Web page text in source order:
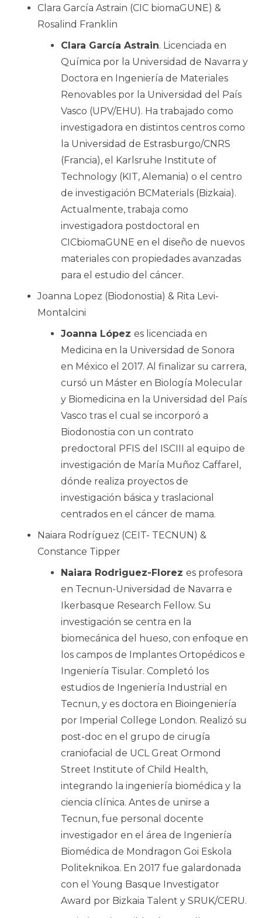
Clara García Astrain (CIC biomaGUNE) &
Rosalind Franklin
Clara García Astrain. Licenciada en
Química por la Universidad de Navarra y
Doctora en Ingeniería de Materiales
Renovables por la Universidad del País
Vasco (UPV/EHU). Ha trabajado como
investigadora en distintos centros como
la Universidad de Estrasburgo/CNRS
(Francia), el Karlsruhe Institute of
Technology (KIT, Alemania) o el centro
de investigación BCMaterials (Bizkaia).
Actualmente, trabaja como
investigadora postdoctoral en
CICbiomaGUNE en el diseño de nuevos
materiales con propiedades avanzadas
para el estudio del cáncer.
Joanna Lopez (Biodonostia) & Rita Levi-
Montalcini
Joanna López es licenciada en
Medicina en la Universidad de Sonora
en México el 2017. Al finalizar su carrera,
cursó un Máster en Biología Molecular
y Biomedicina en la Universidad del País
Vasco tras el cual se incorporó a
Biodonostia con un contrato
predoctoral PFIS del ISCIII al equipo de
investigación de María Muñoz Caffarel,
dónde realiza proyectos de
investigación básica y traslacional
centrados en el cáncer de mama.
Naiara Rodríguez (CEIT- TECNUN) &
Constance Tipper
Naiara Rodriguez-Florez es profesora
en Tecnun-Universidad de Navarra e
Ikerbasque Research Fellow. Su
investigación se centra en la
biomecánica del hueso, con enfoque en
los campos de Implantes Ortopédicos e
Ingeniería Tisular. Completó los
estudios de Ingeniería Industrial en
Tecnun, y es doctora en Bioingeniería
por Imperial College London. Realizó su
post-doc en el grupo de cirugía
craniofacial de UCL Great Ormond
Street Institute of Child Health,
integrando la ingeniería biomédica y la
ciencia clínica. Antes de unirse a
Tecnun, fue personal docente
investigador en el área de Ingeniería
Biomédica de Mondragon Goi Eskola
Politeknikoa. En 2017 fue galardonada
con el Young Basque Investigator
Award por Bizkaia Talent y SRUK/CERU.